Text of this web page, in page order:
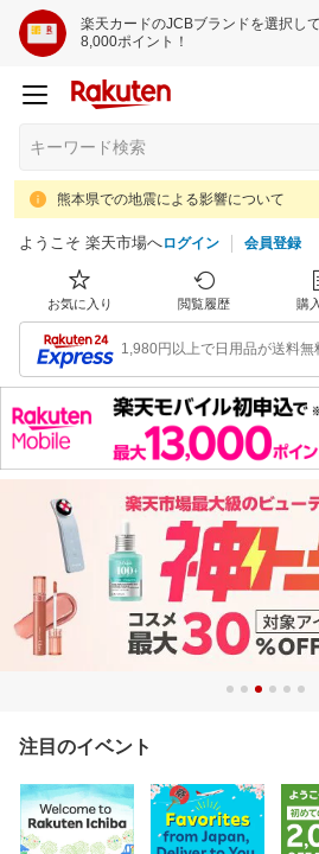
楽天カードのJCBブランドを選択し
8,000ポイント！
熊本県での地震による影響について
ようこそ 楽天市場へログイン 会員登録
お気に入り 閲覧履歴 購
1,980円以上で日用品が送料無
注目のイベント